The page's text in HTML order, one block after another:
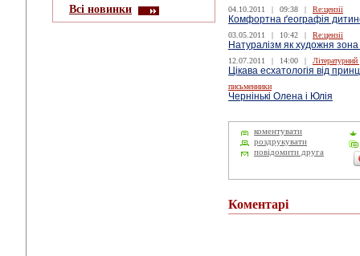
Всі новинки 04.10.2011 | 09:38 | Re:цензії
Комфортна ґеографія
03.05.2011 | 10:42 | Re:цензії
Натуралізм як художня
12.07.2011 | 14:00 |
Цікава есхатологія від
письменники
Чернінькі Олена і Юлія
коментувати
роздрукувати
повідомити друга
Коментарі